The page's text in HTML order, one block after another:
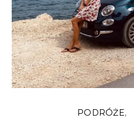
PODRÓŻE